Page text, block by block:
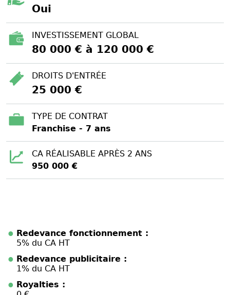
Oui
INVESTISSEMENT GLOBAL
80 000 € à 120 000 €
DROITS D'ENTRÉE
25 000 €
TYPE DE CONTRAT
Franchise - 7 ans
CA RÉALISABLE APRÈS 2 ANS
950 000 €
Redevance fonctionnement :
5% du CA HT
Redevance publicitaire :
1% du CA HT
Royalties :